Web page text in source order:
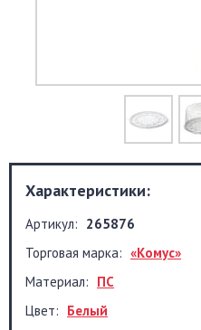
Характеристики:
Артикул: 265876
Торговая марка: «Комус»
Материал: ПС
Цвет: Белый